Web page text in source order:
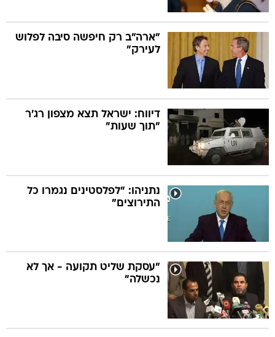
"ארה"ב רק חיפשה סיבה לפלוש
לעירק"
דיווח: ישראל תצא מצפון רג'ר
"תוך שעות"
נתניהו: "לפלסטינים נגמרו כל
התירוצים"
"עסקת שליט תקועה - אך לא
נכשלה"